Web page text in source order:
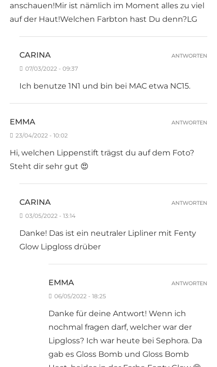
anschauen!Mir ist nämlich im Moment alles zu viel
auf der Haut!Welchen Farbton hast Du denn?LG
CARINA
07/03/2022 - 09:37
Ich benutze 1N1 und bin bei MAC etwa NC15.
ANTWORTEN
EMMA
23/04/2022 - 10:02
Hi, welchen Lippenstift trägst du auf dem Foto?
Steht dir sehr gut 😍
ANTWORTEN
CARINA
03/05/2022 - 13:14
Danke! Das ist ein neutraler Lipliner mit Fenty
Glow Lipgloss drüber
ANTWORTEN
EMMA
06/05/2022 - 18:25
Danke für deine Antwort! Wenn ich
nochmal fragen darf, welcher war der
Lipgloss? Ich war heute bei Sephora. Da
gab es Gloss Bomb und Gloss Bomb
ANTWORTEN